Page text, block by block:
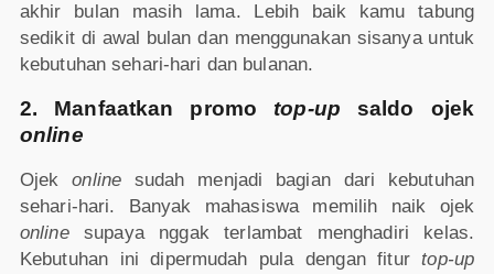
akhir bulan masih lama. Lebih baik kamu tabung
sedikit di awal bulan dan menggunakan sisanya untuk
kebutuhan sehari-hari dan bulanan.
2. Manfaatkan promo top-up saldo ojek
online
Ojekonline sudah menjadi bagian dari kebutuhan
sehari-hari. Banyak mahasiswa memilih naik ojek
onlinesupaya nggak terlambat menghadiri kelas.
Kebutuhan ini dipermudah pula dengan fiturtop-up